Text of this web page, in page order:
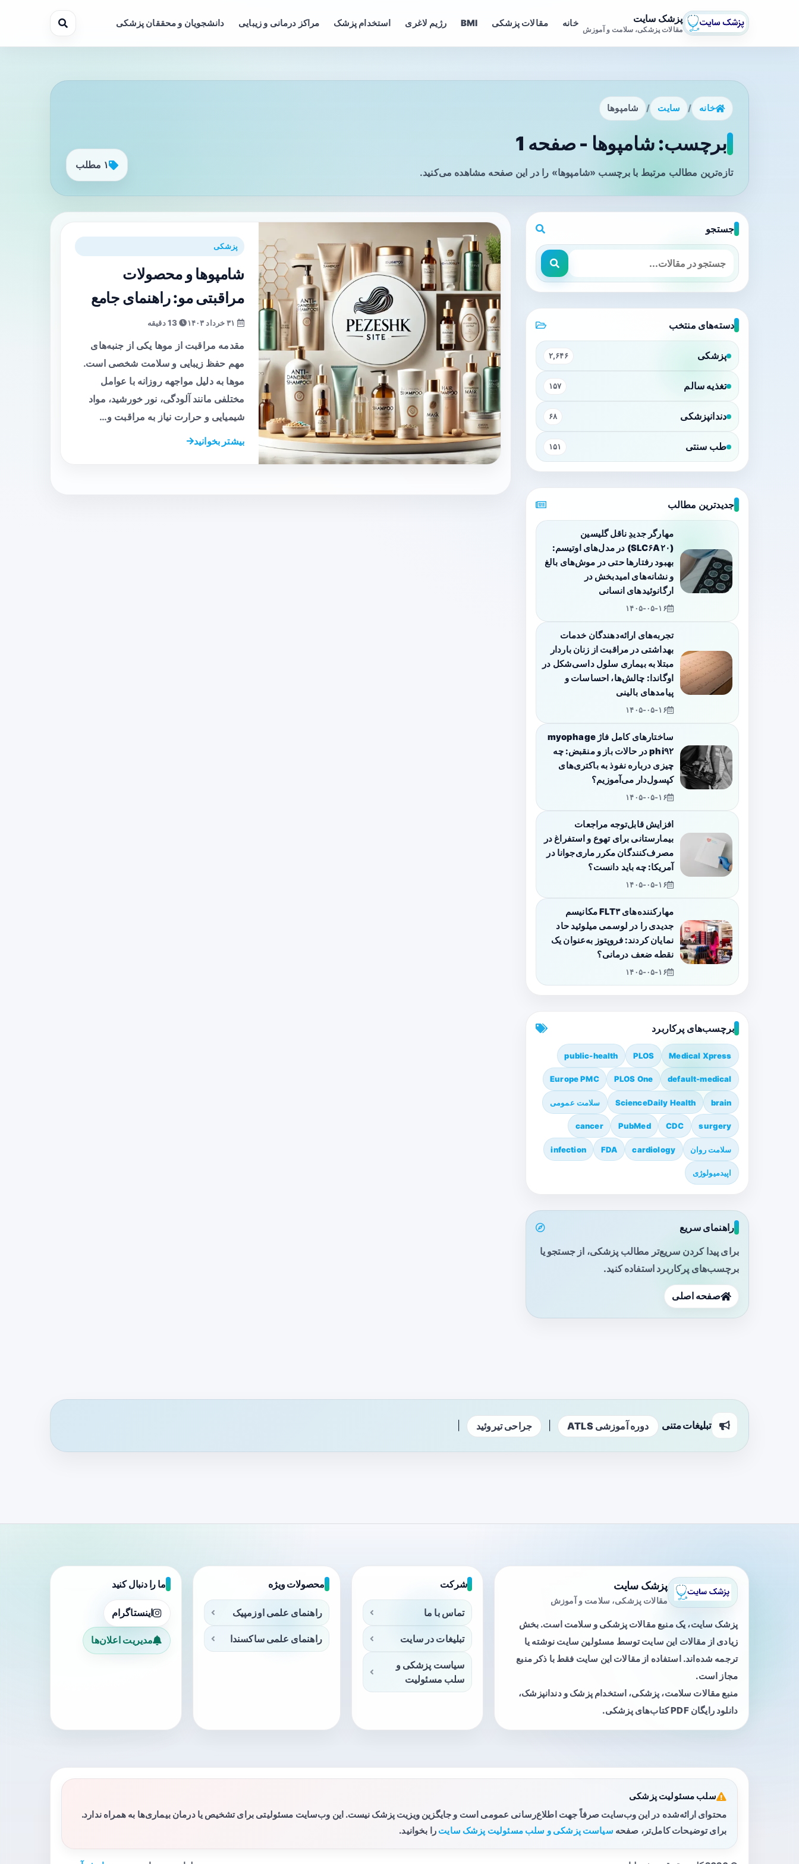
پزشک سایت
مقالات پزشکی، سلامت و آموزش
خانه مقالات پزشکی BMI رژیم لاغری استخدام پزشک مراکز درمانی و زیبایی دانشجویان و محققان پزشکی
خانه / سایت / شامپوها
برچسب: شامپوها - صفحه 1
تازه‌ترین مطالب مرتبط با برچسب «شامپوها» را در این صفحه مشاهده می‌کنید.
۱ مطلب
پزشکی
شامپوها و محصولات
مراقبتی مو: راهنمای جامع
13 دقیقه
مقدمه مراقبت از موها یکی از جنبه‌های
مهم حفظ زیبایی و سلامت شخصی است.
موها به دلیل مواجهه روزانه با عوامل
مختلفی مانند آلودگی، نور خورشید، مواد
شیمیایی و حرارت نیاز به مراقبت و…
بیشتر بخوانید
جستجو
دسته‌های منتخب
پزشکی ۲,۶۴۶
تغذیه سالم ۱۵۷
دندانپزشکی ۶۸
طب سنتی ۱۵۱
جدیدترین مطالب
مهارگر جدیدِ ناقل گلیسین
(SLC۶A۲۰) در مدل‌های اوتیسم:
بهبود رفتارها حتی در موش‌های بالغ
و نشانه‌های امیدبخش در
ارگانوئیدهای انسانی
۱۴۰۵-۰۵-۱۶
تجربه‌های ارائه‌دهندگان خدمات
بهداشتی در مراقبت از زنان باردار
مبتلا به بیماری سلول داسی‌شکل در
اوگاندا: چالش‌ها، احساسات و
پیامدهای بالینی
۱۴۰۵-۰۵-۱۶
ساختارهای کامل فاژ myophage
phi۹۲ در حالات باز و منقبض: چه
چیزی درباره نفوذ به باکتری‌های
کپسول‌دار می‌آموزیم؟
۱۴۰۵-۰۵-۱۶
افزایش قابل‌توجه مراجعات
بیمارستانی برای تهوع و استفراغ در
مصرف‌کنندگان مکرر ماری‌جوانا در
آمریکا: چه باید دانست؟
۱۴۰۵-۰۵-۱۶
مهارکننده‌های FLT۳ مکانیسم
جدیدی را در لوسمی میلوئید حاد
نمایان کردند: فروپتوز به‌عنوان یک
نقطه ضعف درمانی؟
۱۴۰۵-۰۵-۱۶
برچسب‌های پرکاربرد
Medical Xpress
PLOS
public-health
default-medical
PLOS One
Europe PMC
brain
ScienceDaily Health سلامت عمومی
surgery
CDC
PubMed
cancer
سلامت روان cardiology
FDA
infection
اپیدمیولوژی
راهنمای سریع
برای پیدا کردن سریع‌تر مطالب پزشکی، از جستجو یا
برچسب‌های پرکاربرد استفاده کنید.
صفحه اصلی
تبلیغات متنی دوره آموزشی ATLS جراحی تیروئید
پزشک سایت
مقالات پزشکی، سلامت و آموزش
پزشک سایت، یک منبع مقالات پزشکی و سلامت است. بخش
زیادی از مقالات این سایت توسط مسئولین سایت نوشته یا
ترجمه شده‌اند. استفاده از مقالات این سایت فقط با ذکر منبع
مجاز است.
منبع مقالات سلامت، پزشکی، استخدام پزشک و دندانپزشک،
دانلود رایگان PDF کتاب‌های پزشکی.
شرکت
تماس با ما
تبلیغات در سایت
سیاست پزشکی و
سلب مسئولیت
محصولات ویژه
راهنمای علمی اوزمپیک
راهنمای علمی ساکسندا
ما را دنبال کنید
اینستاگرام
مدیریت اعلان‌ها
سلب مسئولیت پزشکی
محتوای ارائه‌شده در این وب‌سایت صرفاً جهت اطلاع‌رسانی عمومی است و جایگزین ویزیت پزشک نیست. این وب‌سایت مسئولیتی برای تشخیص یا درمان بیماری‌ها به همراه ندارد.
برای توضیحات کامل‌تر، صفحه سیاست پزشکی و سلب مسئولیت پزشک سایت را بخوانید.